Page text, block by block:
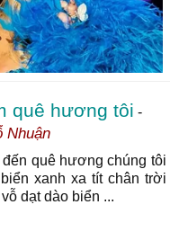
quê hương tôi -
Nhuận
quê hương chúng tôi
xanh xa tít chân trời
dạt dào biển ...